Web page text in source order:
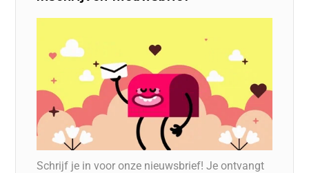
Schrijf je in voor onze nieuwsbrief! Je ontvangt